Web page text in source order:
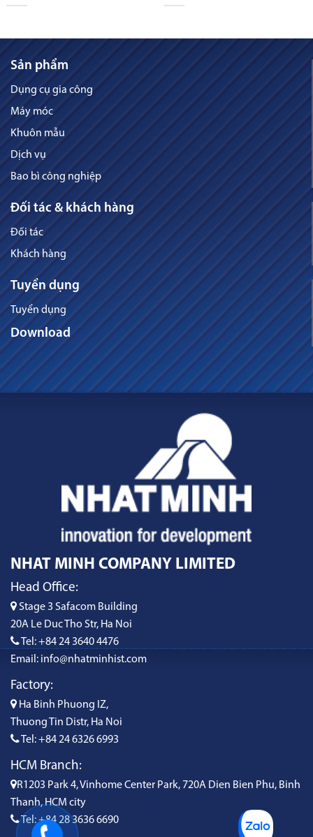
Sản phẩm
Dụng cụ gia công
Máy móc
Khuôn mẫu
Dịch vụ
Bao bì công nghiệp
Đối tác & khách hàng
Đối tác
Khách hàng
Tuyển dụng
Tuyển dụng
Download
NHAT MINH COMPANY LIMITED
Head Office:
Stage 3 Safacom Building
20A Le Duc Tho Str, Ha Noi
Tel: +84 24 3640 4476
Email: info@nhatminhist.com
Factory:
Ha Binh Phuong IZ,
Thuong Tin Distr, Ha Noi
Tel: +84 24 6326 6993
HCM Branch:
R1203 Park 4, Vinhome Center Park, 720A Dien Bien Phu, Binh
Thanh, HCM city
Tel: +84 28 3636 6690